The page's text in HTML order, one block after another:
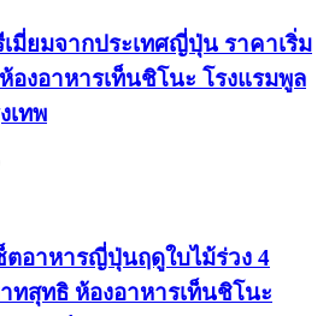
มี่ยมจากประเทศญี่ปุ่น ราคาเริ่ม
งอาหารเท็นชิโนะ โรงแรมพูล
เทพ
อาหารญี่ปุ่นฤดูใบไม้ร่วง 4
ทสุทธิ ห้องอาหารเท็นชิโนะ